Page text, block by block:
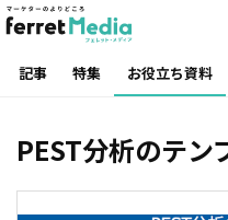
記事 特集 お役立ち資料
PEST分析のテン